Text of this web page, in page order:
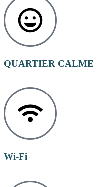
QUARTIER CALME
Wi-Fi